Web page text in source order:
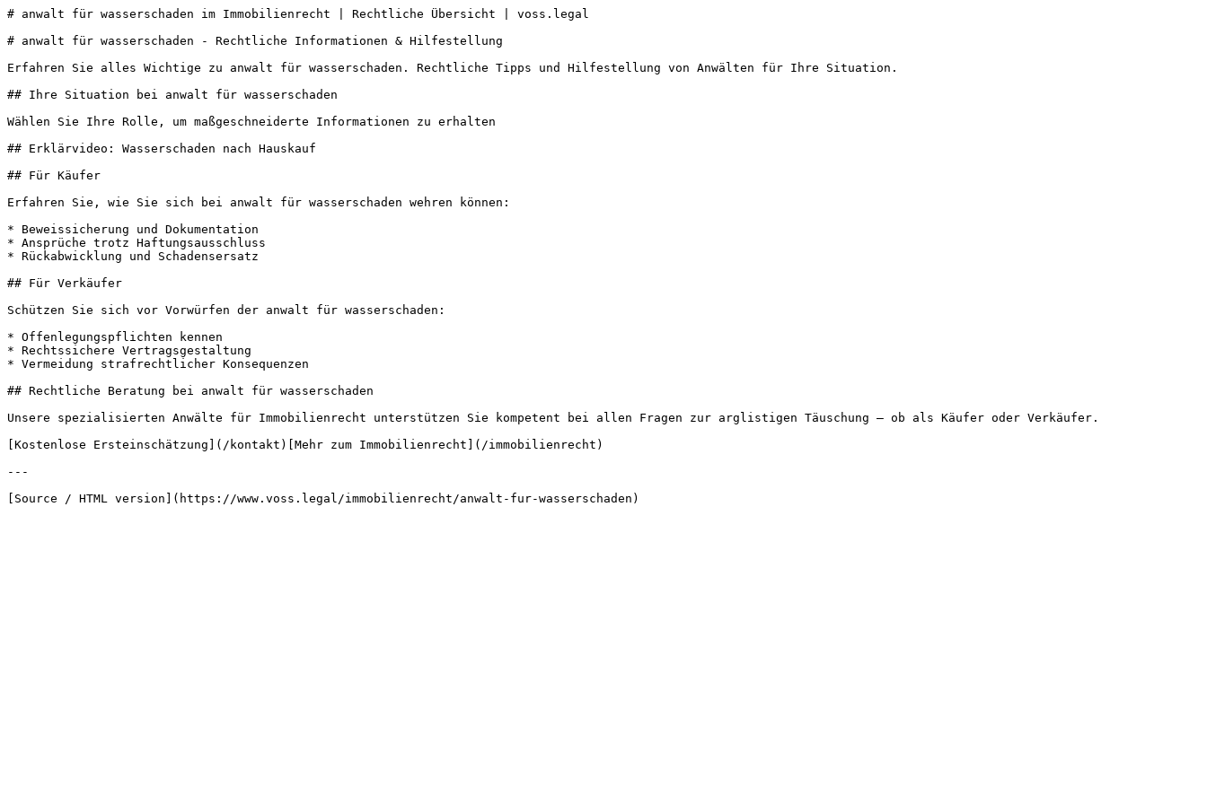
# anwalt für wasserschaden im Immobilienrecht | Rechtliche Übersicht | voss.legal
# anwalt für wasserschaden - Rechtliche Informationen & Hilfestellung
Erfahren Sie alles Wichtige zu anwalt für wasserschaden. Rechtliche Tipps und Hilfestellung von Anwälten für Ihre Situation.
## Ihre Situation bei anwalt für wasserschaden
Wählen Sie Ihre Rolle, um maßgeschneiderte Informationen zu erhalten
## Erklärvideo: Wasserschaden nach Hauskauf
## Für Käufer
Erfahren Sie, wie Sie sich bei anwalt für wasserschaden wehren können:
* Beweissicherung und Dokumentation
* Ansprüche trotz Haftungsausschluss
* Rückabwicklung und Schadensersatz
## Für Verkäufer
Schützen Sie sich vor Vorwürfen der anwalt für wasserschaden:
* Offenlegungspflichten kennen
* Rechtssichere Vertragsgestaltung
* Vermeidung strafrechtlicher Konsequenzen
## Rechtliche Beratung bei anwalt für wasserschaden
Unsere spezialisierten Anwälte für Immobilienrecht unterstützen Sie kompetent bei allen Fragen zur arglistigen Täuschung – ob als Käufer oder Verkäufer.
[Kostenlose Ersteinschätzung](/kontakt)[Mehr zum Immobilienrecht](/immobilienrecht)
---